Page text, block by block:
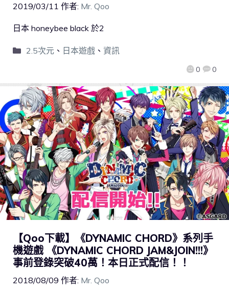
2019/03/11 作者: Mr. Qoo
0 0
日本 honeybee black 於2
2.5次元、 日本遊戲、 資訊
【Qoo下載】《DYNAMIC CHORD》系列手
機遊戲 《DYNAMIC CHORD JAM&JOIN!!!》
事前登錄突破40萬！本日正式配信！！
2018/08/09 作者: Mr. Qoo